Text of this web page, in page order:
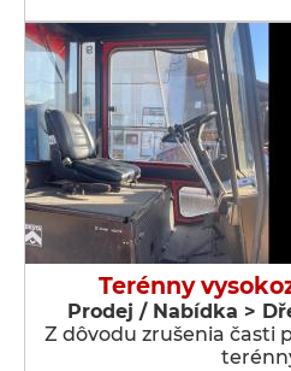
Terénny
Prodej / Nabídka >
Z dôvodu zrušenia časti